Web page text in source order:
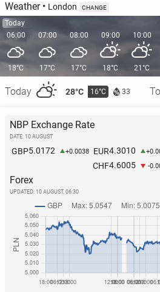
Weather• London CHANGE
Today
06:00
18°C
Today 28°C 16°C 33
07:00
17°C
08:00
17°C
09:00
18°C
10:00
21°C
NBP Exchange Rate
DATE: 10 AUGUST
GBP5.0172 +0.0038 EUR4.3010
CHF4.6005 -
Forex
UPDATED: 10 AUGUST, 06:30